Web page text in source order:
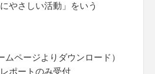
やさしい活動」をいう
ページよりダウンロード）
ポートのみ受付